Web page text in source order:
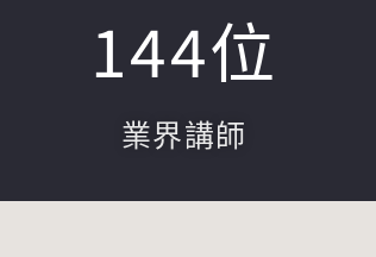
業界講師
144位